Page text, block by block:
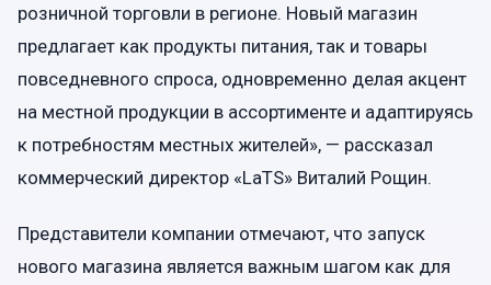
розничной торговли в регионе. Новый магазин
предлагает как продукты питания, так и товары
повседневного спроса, одновременно делая акцент
на местной продукции в ассортименте и адаптируясь
к потребностям местных жителей», — рассказал
коммерческий директор «LaTS» Виталий Рощин.
Представители компании отмечают, что запуск
нового магазина является важным шагом как для